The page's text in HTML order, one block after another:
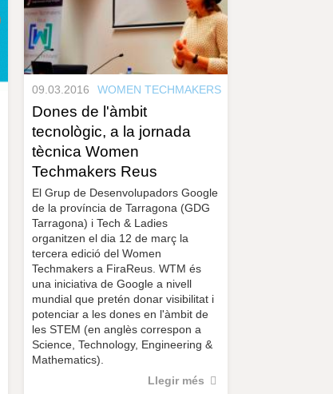
09.03.2016 WOMEN TECHMAKERS
Dones de l'àmbit
tecnològic, a la jornada
tècnica Women
Techmakers Reus
El Grup de Desenvolupadors Google
de la província de Tarragona (GDG
Tarragona) i Tech & Ladies
organitzen el dia 12 de març la
tercera edició del Women
Techmakers a FiraReus. WTM és
una iniciativa de Google a nivell
mundial que pretén donar visibilitat i
potenciar a les dones en l'àmbit de
les STEM (en anglès correspon a
Science, Technology, Engineering &
Mathematics).
Llegir més